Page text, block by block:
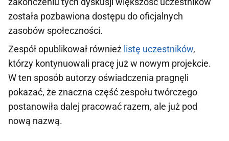
została pozbawiona dostępu do oficjalnych
zasobów społeczności.
Zespół opublikował również listę uczestników,
którzy kontynuowali pracę już w nowym projekcie.
W ten sposób autorzy oświadczenia pragnęli
pokazać, że znaczna część zespołu twórczego
postanowiła dalej pracować razem, ale już pod
nową nazwą.